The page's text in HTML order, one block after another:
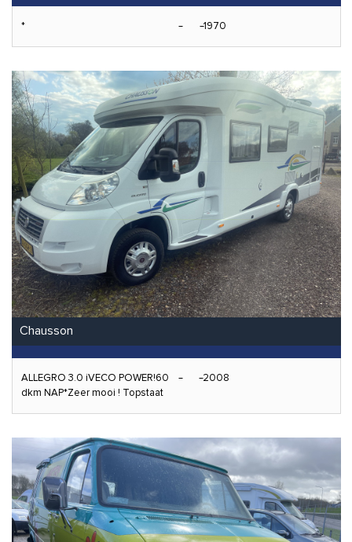
* 1970
Chausson
ALLEGRO 3.0 iVECO POWER!60
dkm NAP*Zeer mooi ! Topstaat
2008